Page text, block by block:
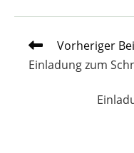
Weitere
Artikel
ansehen
Vorheriger
Einladung zum